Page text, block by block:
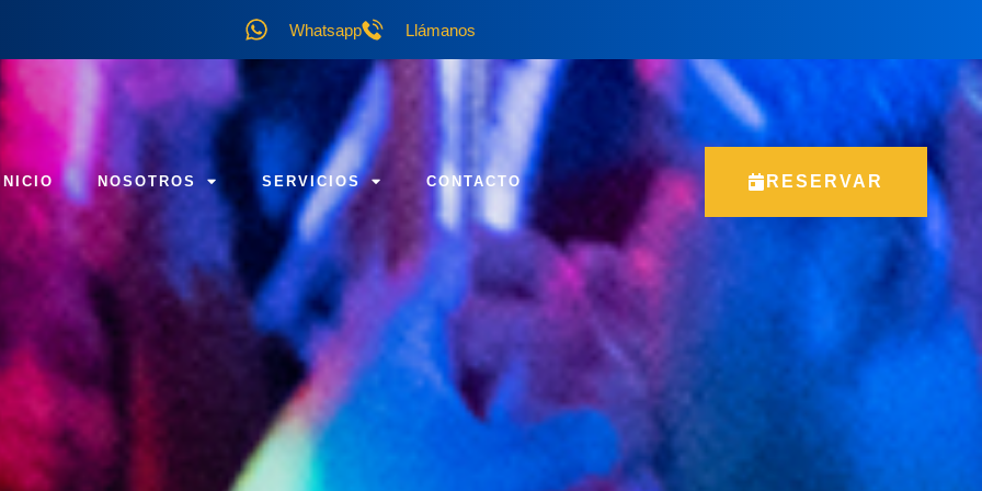
Whatsapp Llámanos
INICIO NOSOTROS SERVICIOS CONTACTO RESERVAR